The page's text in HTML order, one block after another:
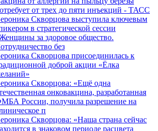
от трех до пяти инъекций - ТАСС
Скворцова выступила ключевым
в стратегической сессии
за здоровое общество.
без
Скворцова присоединилась к
доброй акции «Ёлка
Скворцова: «Ещё одна
онковакцина, разработанная
России, получила разрешение на
п
Скворцова: «Наша страна сейчас
в знаковом периоде расцвета